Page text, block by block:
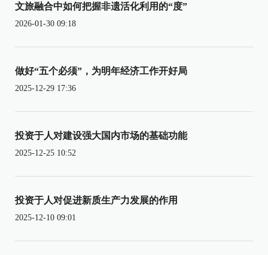
文旅融合中如何把握非遗活化利用的“度”
2026-01-30 09:18
做好“五个必须”，为明年经济工作开好局
2025-12-29 17:36
投资于人对建设强大国内市场的基础功能
2025-12-25 10:52
投资于人对促进新质生产力发展的作用
2025-12-10 09:01